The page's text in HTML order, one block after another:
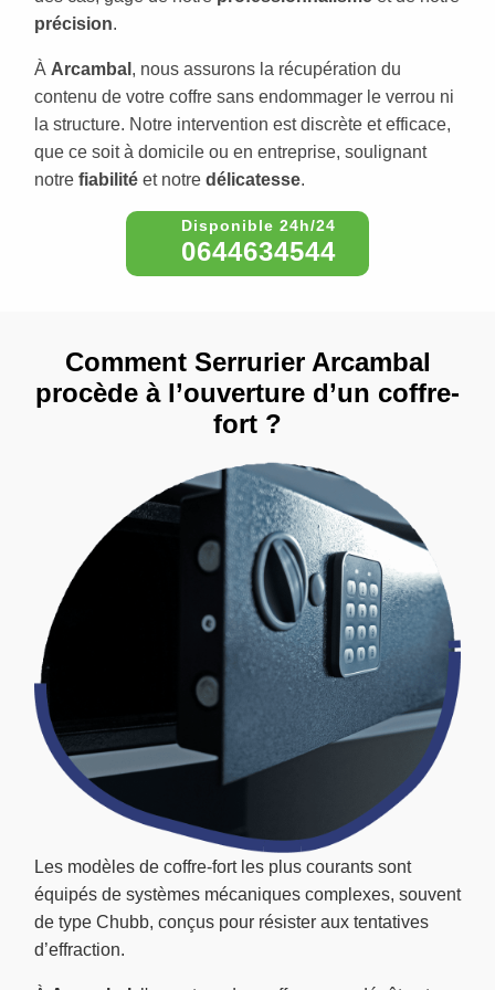
précision.
À Arcambal , nous assurons la récupération du
contenu de votre coffre sans endommager le verrou ni
la structure. Notre intervention est discrète et efficace,
que ce soit à domicile ou en entreprise, soulignant
notre fiabilité et notre délicatesse.
0644634544
Les modèles de coffre-fort les plus courants sont
équipés de systèmes mécaniques complexes, souvent
de type Chubb, conçus pour résister aux tentatives
d’effraction.
Comment Serrurier Arcambal
procède à l’ouverture d’un coffre-
fort ?